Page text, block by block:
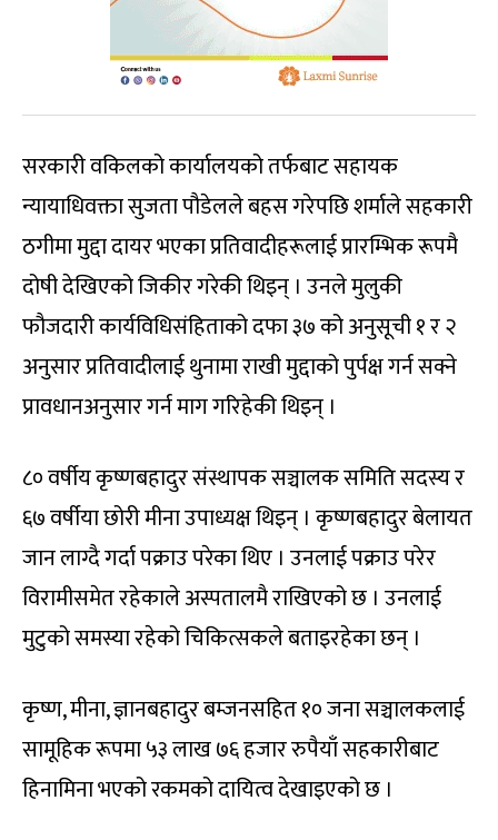
सरकारी वकिलको कार्यालयको तर्फबाट सहायक
न्यायाधिवक्ता सुजता पौडेलले बहस गरेपछि शर्माले सहकारी
ठगीमा मुद्दा दायर भएका प्रतिवादीहरूलाई प्रारम्भिक रूपमै
दोषी देखिएको जिकीर गरेकी थिइन् । उनले मुलुकी
फौजदारी कार्यविधिसंहिताको दफा ३७ को अनुसूची १ र २
अनुसार प्रतिवादीलाई थुनामा राखी मुद्दाको पुर्पक्ष गर्न सक्ने
प्रावधानअनुसार गर्न माग गरिहेकी थिइन् ।
८० वर्षीय कृष्णबहादुर संस्थापक सञ्चालक समिति सदस्य र
६७ वर्षीया छोरी मीना उपाध्यक्ष थिइन् । कृष्णबहादुर बेलायत
जान लाग्दै गर्दा पक्राउ परेका थिए । उनलाई पक्राउ परेर
विरामीसमेत रहेकाले अस्पतालमै राखिएको छ । उनलाई
मुटुको समस्या रहेको चिकित्सकले बताइरहेका छन् ।
कृष्ण, मीना, ज्ञानबहादुर बम्जनसहित १० जना सञ्चालकलाई
सामूहिक रूपमा ५३ लाख ७६ हजार रुपैयाँ सहकारीबाट
हिनामिना भएको रकमको दायित्व देखाइएको छ ।